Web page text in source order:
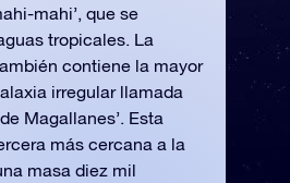
mahi’, que se
tropicales. La
contiene la mayor
irregular llamada
Magallanes’. Esta
más cercana a la
masa diez mil